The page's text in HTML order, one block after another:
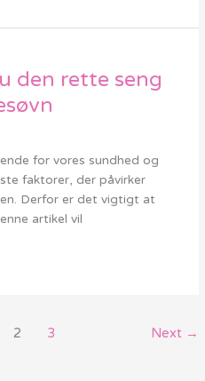
den rette seng
for vores sundhed og
faktorer, der påvirker
Derfor er det vigtigt at
artikel vil
2 3 Next →